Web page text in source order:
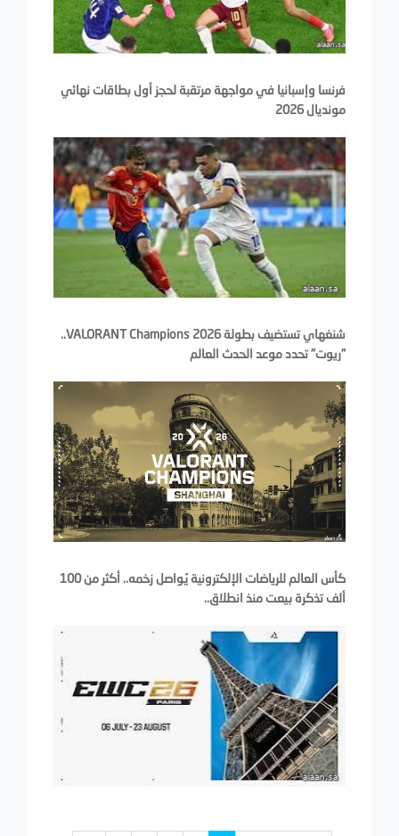
فرنسا وإسبانيا في مواجهة مرتقبة لحجز أول بطاقات نهائي
مونديال 2026
شنغهاي تستضيف بطولة VALORANT Champions 2026..
"ريوت" تحدد موعد الحدث العالم
كأس العالم للرياضات الإلكترونية يُواصل زخمه.. أكثر من 100
ألف تذكرة بيعت منذ انطلاق..